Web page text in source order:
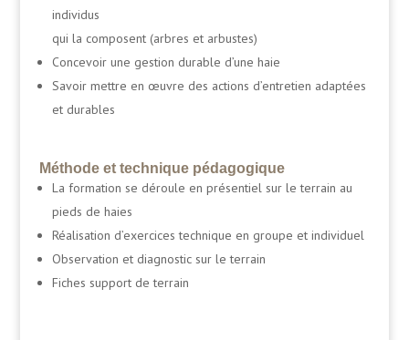
individus
qui la composent (arbres et arbustes)
Concevoir une gestion durable d’une haie
Savoir mettre en œuvre des actions d’entretien adaptées
et durables
Méthode et technique pédagogique
La formation se déroule en présentiel sur le terrain au
pieds de haies
Réalisation d’exercices technique en groupe et individuel
Observation et diagnostic sur le terrain
Fiches support de terrain